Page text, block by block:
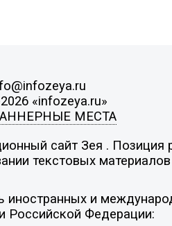
«infozeya.ru»
МЕСТА
сайт Зея . Позиция
текстовых
иностранных и
Российской Федерации: